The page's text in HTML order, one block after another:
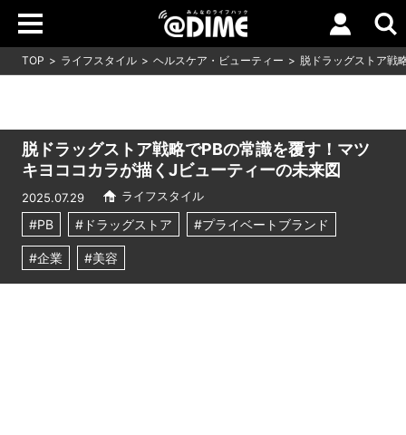
TOP ライフスタイル ヘルスケア・ビューティー 脱ドラッグストア戦
脱ドラッグストア戦略でPBの常識を覆す！マツ
キヨココカラが描くJビューティーの未来図
2025.07.29 ライフスタイル
#PB #ドラッグストア #プライベートブランド
#企業 #美容